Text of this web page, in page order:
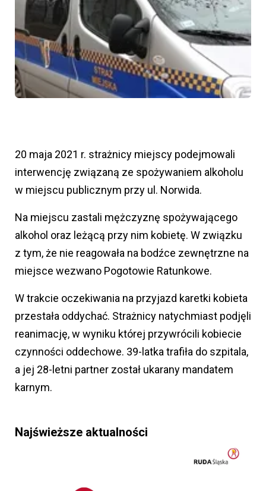
20 maja 2021 r. strażnicy miejscy podejmowali
interwencję związaną ze spożywaniem alkoholu
w miejscu publicznym przy ul. Norwida.
Na miejscu zastali mężczyznę spożywającego
alkohol oraz leżącą przy nim kobietę. W związku
z tym, że nie reagowała na bodźce zewnętrzne na
miejsce wezwano Pogotowie Ratunkowe.
W trakcie oczekiwania na przyjazd karetki kobieta
przestała oddychać. Strażnicy natychmiast podjęli
reanimację, w wyniku której przywrócili kobiecie
czynności oddechowe. 39-latka trafiła do szpitala,
a jej 28-letni partner został ukarany mandatem
karnym.
Najświeższe aktualności